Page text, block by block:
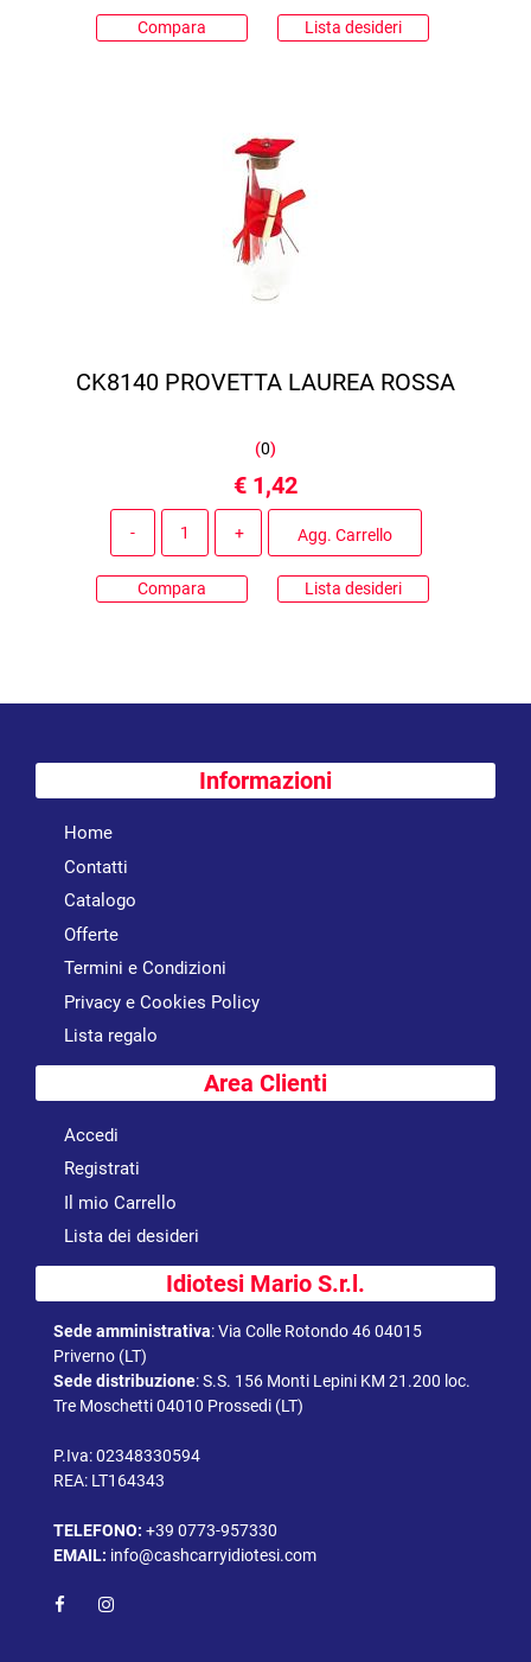
Compara Lista desideri
CK8140 PROVETTA LAUREA ROSSA
(0)
€ 1,42
Agg. Carrello
Compara Lista desideri
Informazioni
Home
Contatti
Catalogo
Offerte
Termini e Condizioni
Privacy e Cookies Policy
Lista regalo
Area Clienti
Accedi
Registrati
Il mio Carrello
Lista dei desideri
Idiotesi Mario S.r.l.
Sede amministrativa:Via Colle Rotondo 46 04015
Priverno (LT)
Sede distribuzione:S.S. 156 Monti Lepini KM 21.200 loc.
Tre Moschetti 04010 Prossedi (LT)
P.Iva: 02348330594
REA: LT164343
TELEFONO: +39 0773-957330
EMAIL: info@cashcarryidiotesi.com